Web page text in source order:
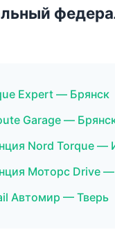
Expert — Брянск
Garage —
Nord Torque —
Моторс Drive
Автомир — Тверь